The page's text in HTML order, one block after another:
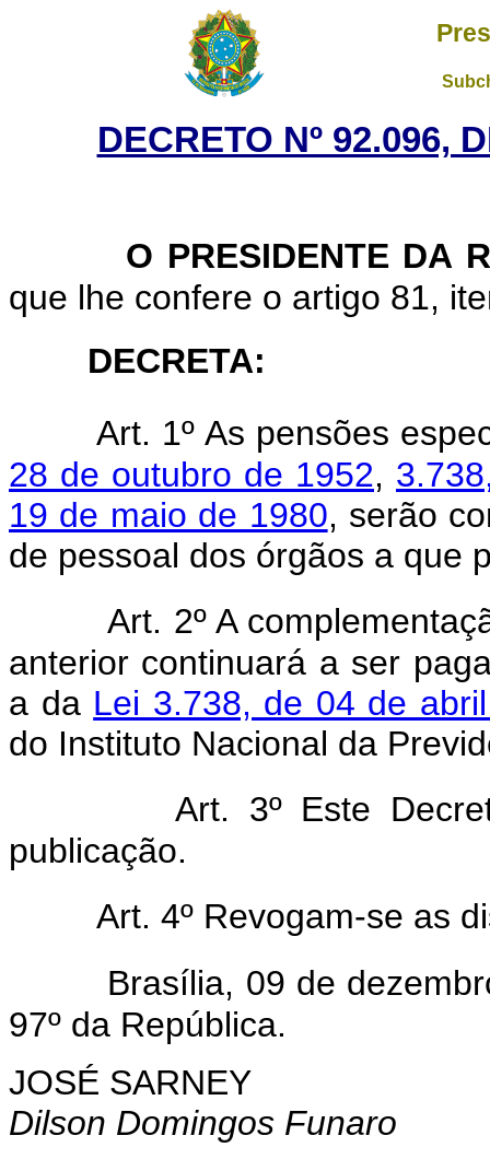
DECRETO Nº 92.096,
O PRESIDENTE DA
que lhe confere o artigo 81,
DECRETA:
Art. 1º As pensões
28 de outubro de 1952,
19 de maio de 1980, serão
de pessoal dos órgãos a que
Art. 2º A
anterior continuará a ser
a da Lei 3.738, de 04 de
do Instituto Nacional da
Art. 3º Este
publicação.
Art. 4º Revogam-se as
Brasília, 09 de
97º da República.
JOSÉ SARNEY
Dilson Domingos Funaro